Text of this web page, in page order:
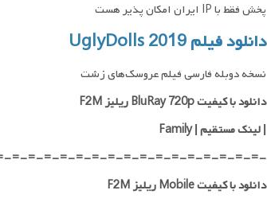
پخش فقط با IP ایران امکان پذیر هست
دانلود فیلم UglyDolls 2019
نسخه دوبله فارسی فیلم عروسک‌های زشت
دانلود با کیفیت BluRay 720p ریلیز F2M
| لینک مستقیم | Family
=-=-=-=-=-=-=-=-=-=-=-=-=-=-=-=-
دانلود با کیفیت Mobile ریلیز F2M